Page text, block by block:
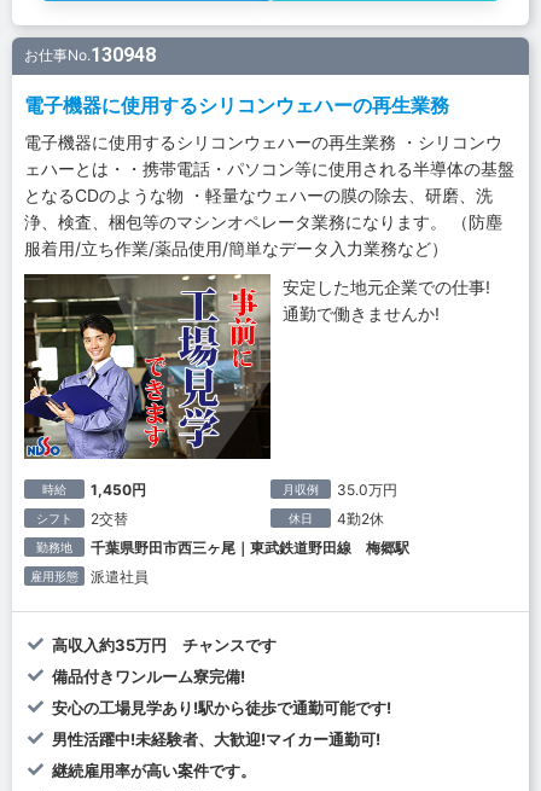
お仕事No.130948
電子機器に使用するシリコンウェハーの再生業務
電子機器に使用するシリコンウェハーの再生業務 ・シリコンウ
ェハーとは・・携帯電話・パソコン等に使用される半導体の基盤
となるCDのような物 ・軽量なウェハーの膜の除去、研磨、洗
浄、検査、梱包等のマシンオペレータ業務になります。 （防塵
服着用/立ち作業/薬品使用/簡単なデータ入力業務など）
安定した地元企業での仕事!
通勤で働きませんか!
時給 1,450円 月収例 35.0万円
シフト 2交替 休日 4勤2休
勤務地 千葉県野田市西三ヶ尾｜東武鉄道野田線 梅郷駅
雇用形態 派遣社員
高収入約35万円 チャンスです
備品付きワンルーム寮完備!
安心の工場見学あり!駅から徒歩で通勤可能です!
男性活躍中!未経験者、大歓迎!マイカー通勤可!
継続雇用率が高い案件です。